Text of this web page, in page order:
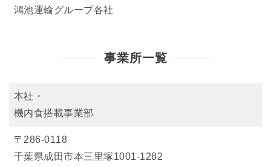
鴻池運輸グループ各社
事業所一覧
本社・
機内食搭載事業部
〒286-0118
千葉県成田市本三里塚1001-1282